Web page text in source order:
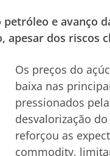
e avanço
apesar dos riscos
Os preços do
baixa nas
pressionados
desvalorização
reforçou as
commodity,